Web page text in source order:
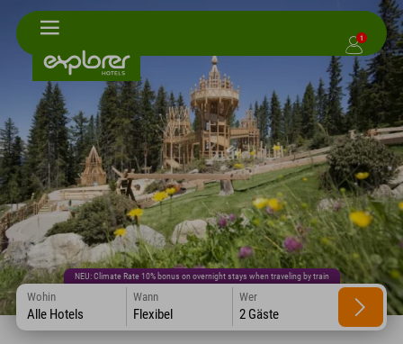
1
NEU: Climate Rate 10% bonus on overnight stays when traveling by train
Wohin
Alle Hotels
Wann
Flexibel
Wer
2 Gäste